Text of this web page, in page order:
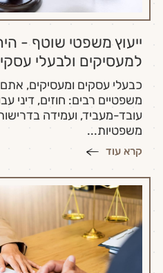
ייעוץ משפטי שוטף -
למעסיקים ולבעלי
כבעלי עסקים ומעסיקים,
משפטיים רבים: חוזים, דיני
עובד-מעביד, ועמידה
משפטיות...
קרא עוד